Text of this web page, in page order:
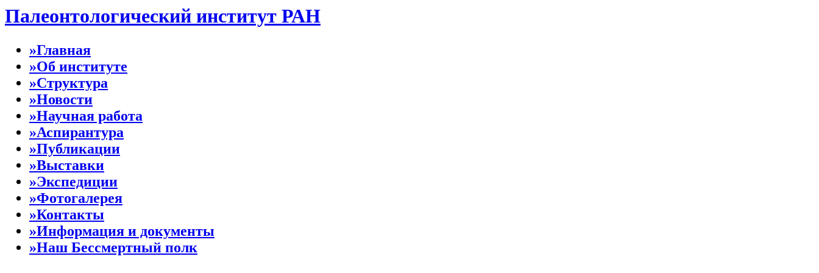
Палеонтологический институт РАН
»Главная
»Об институте
»Структура
»Новости
»Научная работа
»Аспирантура
»Публикации
»Выставки
»Экспедиции
»Фотогалерея
»Контакты
»Информация и документы
»Наш Бессмертный полк